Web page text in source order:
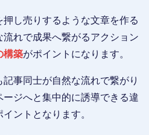
し売りするような文章を作る
れで成果へ繋がるアクション
構築がポイントになります。
事同士が自然な流れで繋がり
ジへと集中的に誘導できる違
ントとなります。